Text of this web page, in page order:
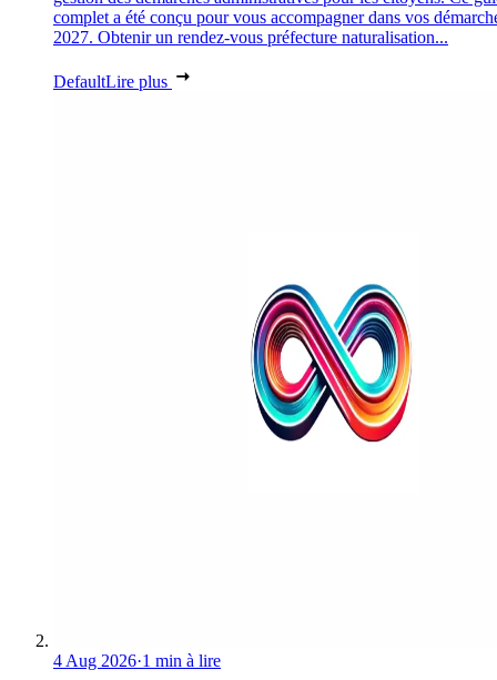
complet a été conçu pour vous accompagner dans vos
2027. Obtenir un rendez-vous préfecture naturalisation...
DefaultLire plus
4 Aug 2026·1 min à lire